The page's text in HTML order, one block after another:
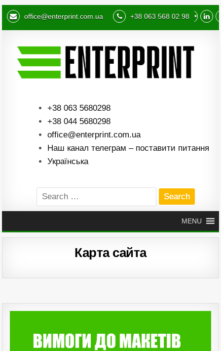
office@enterprint.com.ua +38 063 568 02 98
+38 063 5680298
+38 044 5680298
office@enterprint.com.ua
Наш канал телеграм – поставити питання
Українська
Search
for:
MENU
Карта сайта